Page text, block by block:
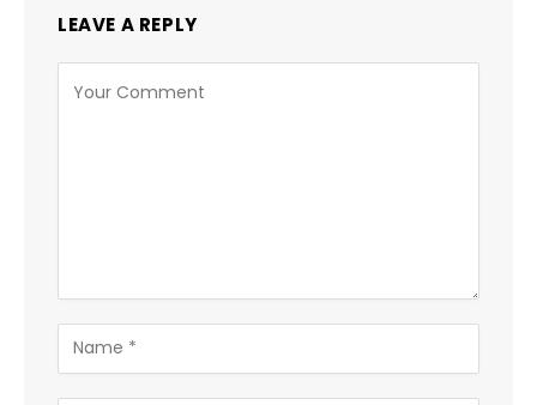
LEAVE A REPLY